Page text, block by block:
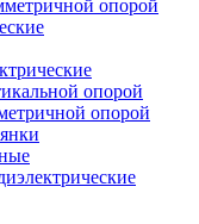
опорой
опорой
опорой